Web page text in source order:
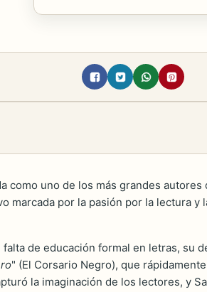
como uno de los más grandes
por la pasión por la lectura
de educación formal en letras, su
" (El Corsario Negro), que
la imaginación de los lectores, y